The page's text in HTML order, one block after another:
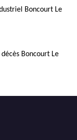
Boncourt Le
Boncourt Le